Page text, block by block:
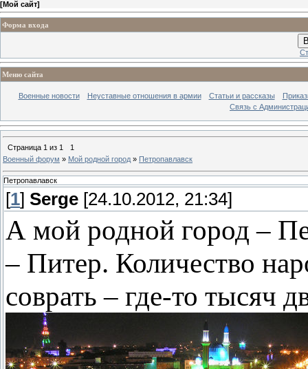
[Мой сайт]
Форма входа
Меню сайта
Военные новости Неуставные отношения в армии Статьи и рассказы
Связь с
Страница 1 из 1
1
Военный форум » Мой родной город » Петропавлавск
Петропавлавск
[1] Serge [24.10.2012, 21:34]
А мой родной город –
– Питер. Количество
соврать – где-то тысяч